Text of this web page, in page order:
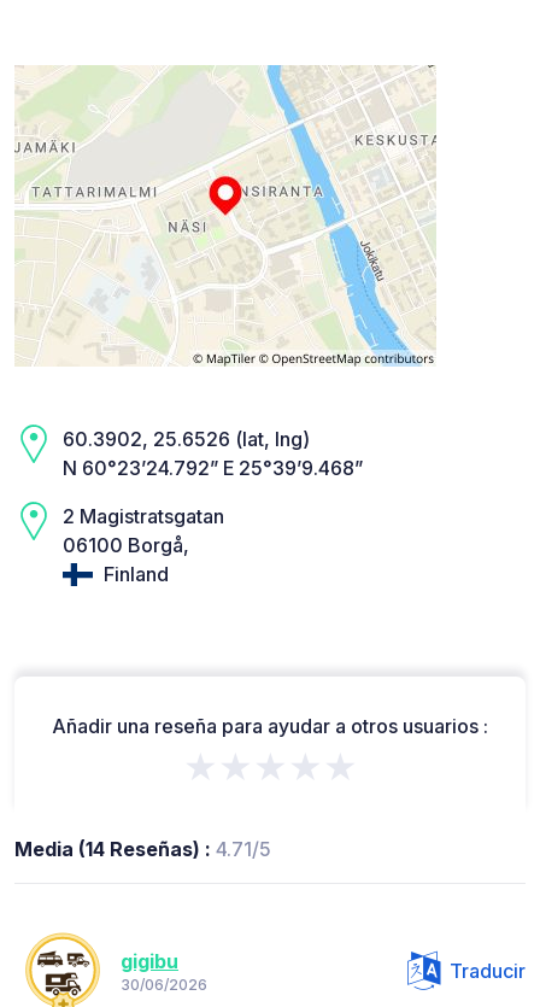
60.3902, 25.6526 (lat, lng)
N 60°23’24.792” E 25°39’9.468”
2 Magistratsgatan
06100 Borgå,
Finland
Añadir una reseña para ayudar a otros usuarios :
★★★★★
Media (14 Reseñas) : 4.71/5
gigibu
30/06/2026
Traducir